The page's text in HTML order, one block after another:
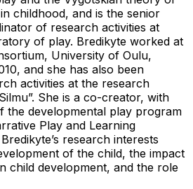
childhood, and is the senior
of research activities at
of play. Bredikyte worked at
University of Oulu,
and she has also been
activities at the research
She is a co-creator, with
the developmental play program
Play and Learning
research interests
of the child, the impact
child development, and the role